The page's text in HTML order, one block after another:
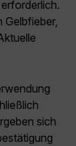
Gelbfieber,
sich